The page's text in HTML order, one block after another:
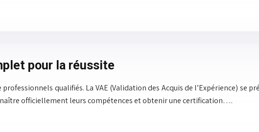
pour la réussite
qualifiés. La VAE (Validation des Acquis de l’Expérience) se
officiellement leurs compétences et obtenir une certification….